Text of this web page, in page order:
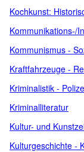
Kochkunst:
Kommunikations-/
Kommunismus -
Kraftfahrzeuge -
Kriminalistik -
Kriminalliteratur
Kultur- und
Kulturgeschichte -